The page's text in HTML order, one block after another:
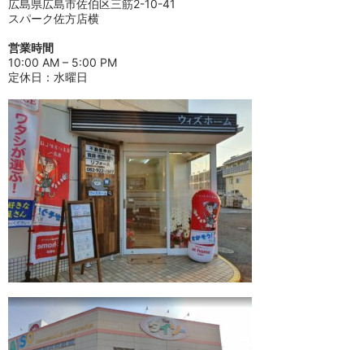
広島県広島市佐伯区三筋2-10-41
スパーク佐方店横
営業時間
10:00 AM – 5:00 PM
定休日：水曜日